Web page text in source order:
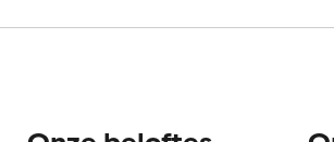
nog niet beoordeeld omdat we het
nog niet beoordeeld omdat we het